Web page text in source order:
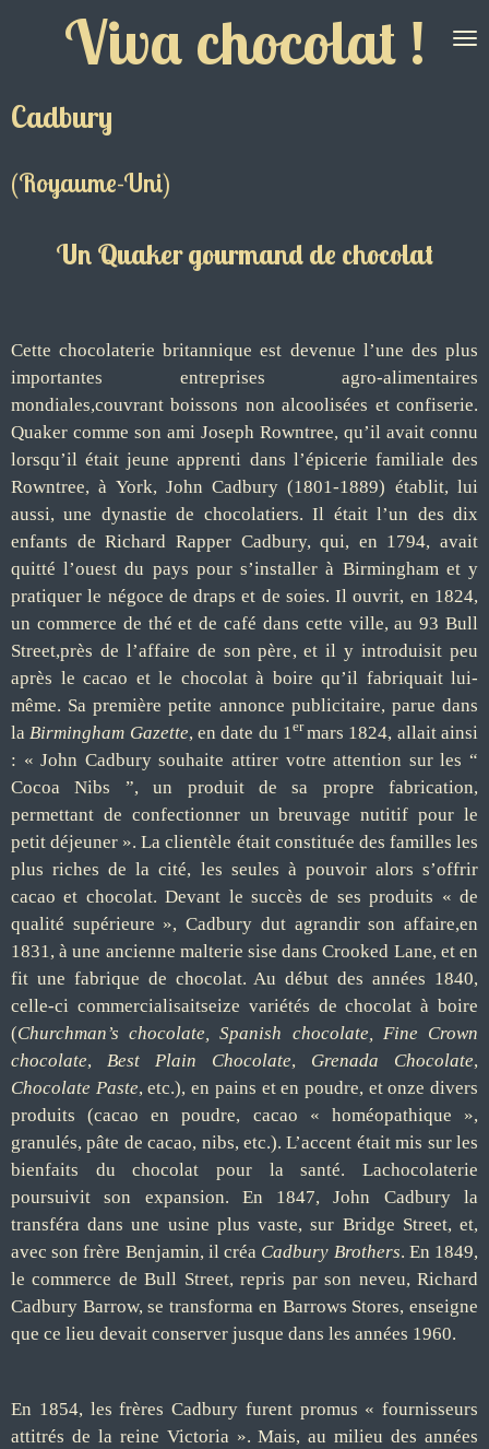
Passer
principal
Viva chocolat !
Cadbury
(Royaume-Uni)
Un Quaker gourmand de chocolat
Cette chocolaterie britannique est devenue l’une des plus
importantes entreprises agro-alimentaires
mondiales,couvrant boissons non alcoolisées et confiserie.
Quaker comme son ami Joseph Rowntree, qu’il avait connu
lorsqu’il était jeune apprenti dans l’épicerie familiale des
Rowntree, à York, John Cadbury (1801-1889) établit, lui
aussi, une dynastie de chocolatiers. Il était l’un des dix
enfants de Richard Rapper Cadbury, qui, en 1794, avait
quitté l’ouest du pays pour s’installer à Birmingham et y
pratiquer le négoce de draps et de soies. Il ouvrit, en 1824,
un commerce de thé et de café dans cette ville, au 93 Bull
Street,près de l’affaire de son père, et il y introduisit peu
après le cacao et le chocolat à boire qu’il fabriquait lui-
même. Sa première petite annonce publicitaire, parue dans
la Birmingham Gazette, en date du 1 ermars 1824, allait ainsi
: « John Cadbury souhaite attirer votre attention sur les “
Cocoa Nibs ”, un produit de sa propre fabrication,
permettant de confectionner un breuvage nutitif pour le
petit déjeuner ». La clientèle était constituée des familles les
plus riches de la cité, les seules à pouvoir alors s’offrir
cacao et chocolat. Devant le succès de ses produits « de
qualité supérieure », Cadbury dut agrandir son affaire,en
1831, à une ancienne malterie sise dans Crooked Lane, et en
fit une fabrique de chocolat. Au début des années 1840,
celle-ci commercialisaitseize variétés de chocolat à boire
(Churchman’s chocolate, Spanish chocolate, Fine Crown
chocolate, Best Plain Chocolate, Grenada Chocolate,
Chocolate Paste, etc.), en pains et en poudre, et onze divers
produits (cacao en poudre, cacao « homéopathique »,
granulés, pâte de cacao, nibs, etc.). L’accent était mis sur les
bienfaits du chocolat pour la santé. Lachocolaterie
poursuivit son expansion. En 1847, John Cadbury la
transféra dans une usine plus vaste, sur Bridge Street, et,
avec son frère Benjamin, il créa Cadbury Brothers. En 1849,
le commerce de Bull Street, repris par son neveu, Richard
Cadbury Barrow, se transforma en Barrows Stores, enseigne
que ce lieu devait conserver jusque dans les années 1960.
En 1854, les frères Cadbury furent promus « fournisseurs
attitrés de la reine Victoria ». Mais, au milieu des années